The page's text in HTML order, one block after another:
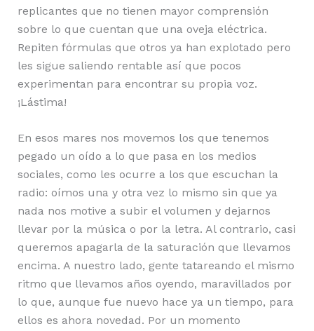
replicantes que no tienen mayor comprensión
sobre lo que cuentan que una oveja eléctrica.
Repiten fórmulas que otros ya han explotado pero
les sigue saliendo rentable así que pocos
experimentan para encontrar su propia voz.
¡Lástima!
En esos mares nos movemos los que tenemos
pegado un oído a lo que pasa en los medios
sociales, como les ocurre a los que escuchan la
radio: oímos una y otra vez lo mismo sin que ya
nada nos motive a subir el volumen y dejarnos
llevar por la música o por la letra. Al contrario, casi
queremos apagarla de la saturación que llevamos
encima. A nuestro lado, gente tatareando el mismo
ritmo que llevamos años oyendo, maravillados por
lo que, aunque fue nuevo hace ya un tiempo, para
ellos es ahora novedad. Por un momento